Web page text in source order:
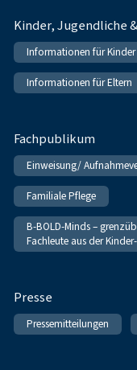
Kinder, Jugendliche
Informationen für Kinder
Informationen für Eltern
Fachpublikum
Einweisung/
Familiale Pflege
B-BOLD-Minds –
Fachleute aus der
Presse
Pressemitteilungen